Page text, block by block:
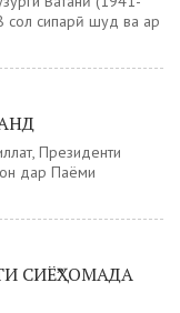
сипарӣ шуд ва ҳар
Президенти
дар Паёми
СИЁҲ” ОМАДА